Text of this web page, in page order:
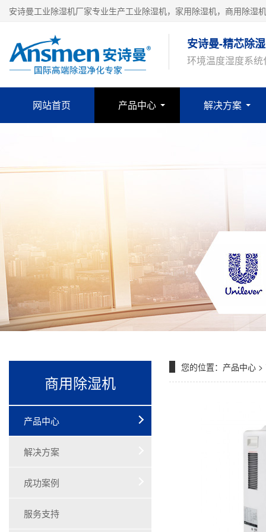
安诗曼工业除湿机厂家专业生产工业除湿机，家用除湿机，商用除湿
安诗曼-精芯除
环境温度湿度系
网站首页 产品中心 解决方案
商用除湿机
产品中心
解决方案
成功案例
服务支持
您的位置： 产品中心 >